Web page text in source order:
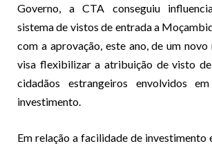
Governo, a CTA conseguiu
sistema de vistos de entrada a
com a aprovação, este ano, de um
visa flexibilizar a atribuição de visto
cidadãos estrangeiros envolvidos
investimento.
Em relação a facilidade de investimento